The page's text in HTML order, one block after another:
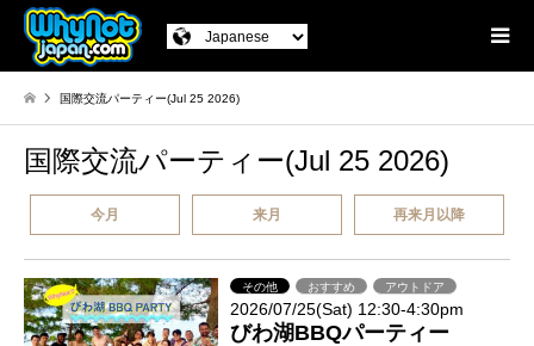
国際交流パーティー(Jul 25 2026)
国際交流パーティー(Jul 25 2026)
今月 来月 再来月以降
その他 おすすめ アウトドア
2026/07/25(Sat) 12:30-4:30pm
びわ湖BBQパーティー